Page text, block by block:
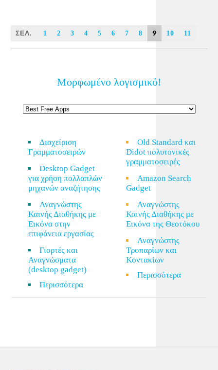
ΣΕΛ. 1 2 3 4 5 6 7 8 9 10 11
Μορφωμένο λογισμικό!
Διαχείριση
Γραμματοσειρών
Desktop Gadget
για χρήση πολλαπλών
μηχανών αναζήτησης
Αναγνώστης
Καινής Διαθήκης με
Εικόνα στην
επιφάνεια εργασίας
Γιορτές και
Αναγνώσματα
(desktop gadget)
Περισσότερα
Old Standard και
Didot πολυτονικές
γραμματοσειρές
Amazon Search
Gadget
Αναγνώστης
Καινής Διαθήκης με
Εικόνα της Θεοτόκου
Αναγνώστης
Τροπαρίων και
Κοντακίων
Περισσότερα